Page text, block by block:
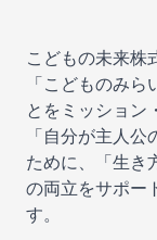
こどもの未来株
「こどものみ
とをミッション
「自分が主人
ために、「生き
の両立をサポー
す。